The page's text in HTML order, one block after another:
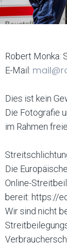
Robert Monka:
E-Mail:
Dies ist kein
Die Fotografie
im Rahmen
Die
Online-
bereit: https://
Wir sind nicht